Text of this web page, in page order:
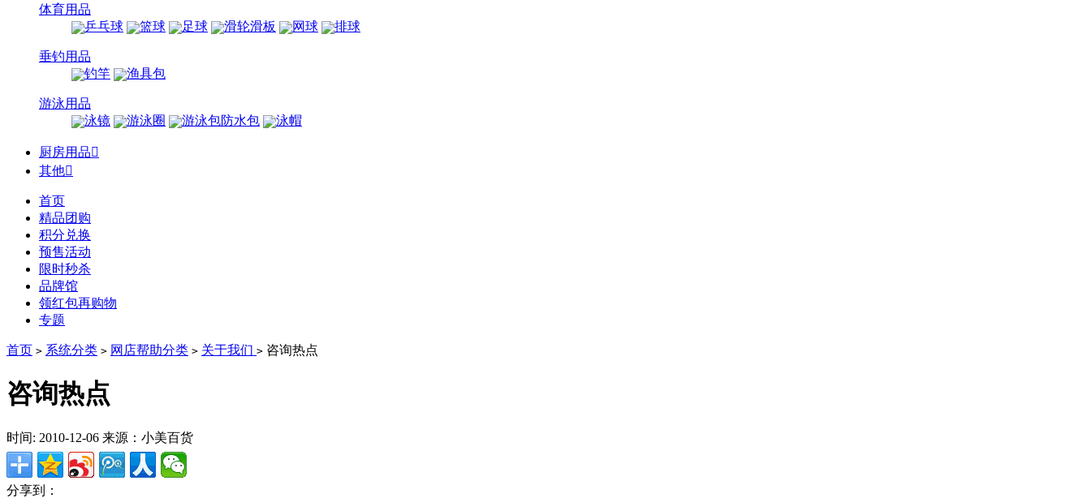
体育用品
乒乓球
篮球 足球 滑轮滑板 网球 排球
垂钓用品
钓竿
渔具包
游泳用品
泳镜
游泳圈 游泳包防水包 泳帽
厨房用品
其他
首页
精品团购
积分兑换
预售活动
限时秒杀
品牌馆
领红包再购物
专题
首页 > 系统分类 > 网店帮助分类 > 关于我们 > 咨询热点
咨询热点
时间: 2010-12-06 来源：小美百货
分享到：